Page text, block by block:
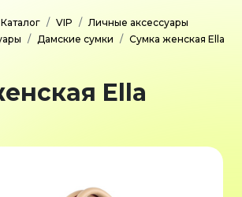
Каталог VIP
Личные аксессуары
Дамские сумки Сумка женская Ella
Ella